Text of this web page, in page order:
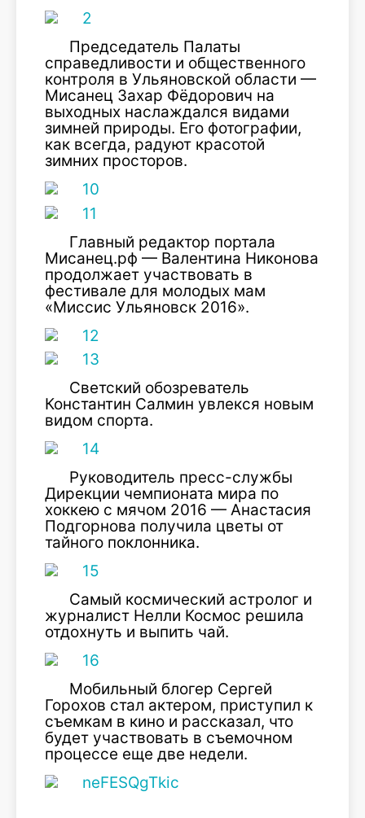
Председатель Палаты
справедливости и общественного
контроля в Ульяновской области —
Мисанец Захар Фёдорович на
выходных наслаждался видами
зимней природы. Его фотографии,
как всегда, радуют красотой
зимних просторов.
Главный редактор портала
Мисанец.рф — Валентина Никонова
продолжает участвовать в
фестивале для молодых мам
«Миссис Ульяновск 2016».
Светский обозреватель
Константин Салмин увлекся новым
видом спорта.
Руководитель пресс-службы
Дирекции чемпионата мира по
хоккею с мячом 2016 — Анастасия
Подгорнова получила цветы от
тайного поклонника.
Самый космический астролог и
журналист Нелли Космос решила
отдохнуть и выпить чай.
Мобильный блогер Сергей
Горохов стал актером, приступил к
съемкам в кино и рассказал, что
будет участвовать в съемочном
процессе еще две недели.